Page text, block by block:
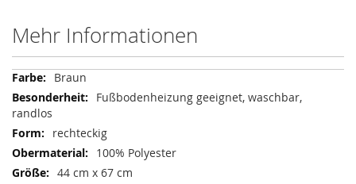
Mehr Informationen
Mehr
Informationen
Braun
Fußbodenheizung geeignet, waschbar,
randlos
rechteckig
100% Polyester
44 cm x 67 cm